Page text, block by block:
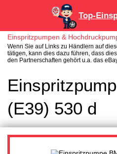
Top-
Einspritzpumpen &
Wenn Sie auf Links zu Händlern auf
tätigen, kann dies dazu führen, dass
den Partnerschaften gehört u.a. das
(E39) 530 d